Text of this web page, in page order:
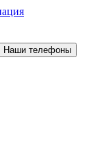
Наши телефоны